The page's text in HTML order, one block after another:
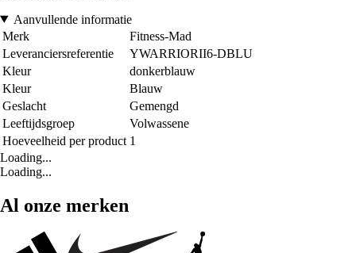
Aanvullende informatie
Merk
Fitness-Mad
Leveranciersreferentie
YWARRIORII6-DBLU
Kleur
donkerblauw
Kleur
Blauw
Geslacht
Gemengd
Leeftijdsgroep
Volwassene
Hoeveelheid per product 1
Loading...
Loading...
Al onze merken